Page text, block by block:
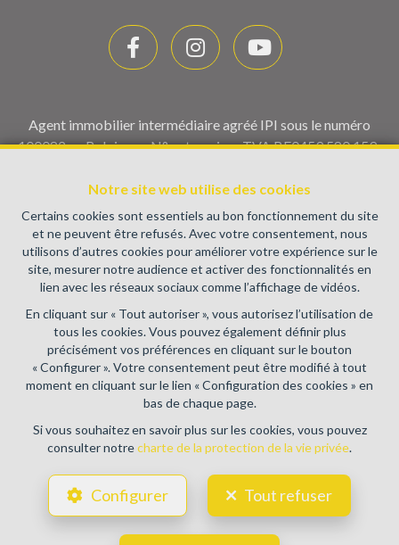
Notre site web utilise des cookies
Certains cookies sont essentiels au bon fonctionnement du site
et ne peuvent être refusés. Avec votre consentement, nous
utilisons d’autres cookies pour améliorer votre expérience sur le
site, mesurer notre audience et activer des fonctionnalités en
lien avec les réseaux sociaux comme l’affichage de vidéos.
En cliquant sur « Tout autoriser », vous autorisez l’utilisation de
tous les cookies. Vous pouvez également définir plus
précisément vos préférences en cliquant sur le bouton
« Configurer ». Votre consentement peut être modifié à tout
moment en cliquant sur le lien « Configuration des cookies » en
bas de chaque page.
Si vous souhaitez en savoir plus sur les cookies, vous pouvez
consulter notrecharte de la protection de la vie privée.
Configurer Tout refuser
Agent immobilier intermédiaire agréé IPI sous le numéro
100082 en Belgique - N° entreprise : TVA BE0459.580.159-
immobiliers, rue du Luxembourg 16B, 1000 Bruxelles (+32 2
505 38 50 - info@ipi.be) - Soumis aucode déontologique de l’
IPI
RC professionnelle et cautionnement via AXA Belgium SA,
Place du Trône 1, 1000 Bruxelles – police n° 730.390.160.
Couverture valable pour les activités réalisées en Belgique
Conditions générales d'utilisation du site
Charte de la protection de la vie privée
Configuration des cookies
POWERED BY
DESIGNED AND DEVELOPED BY
WEBULOUS.IMMO